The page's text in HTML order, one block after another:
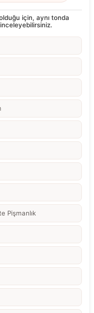
için, aynı tonda
inceleyebilirsiniz.
Pişmanlık